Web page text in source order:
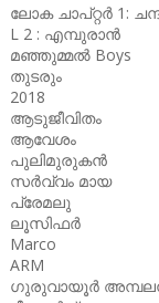
ലോക ചാപ്റ്റർ 1:
L 2 : എമ്പുരാൻ
മഞ്ഞുമ്മൽ Boys
തുടരും :
2018 :
ആടുജീവിതം :
ആവേശം :
പുലിമുരുകൻ :
സർവ്വം മായ
പ്രേമലു :
ലൂസിഫർ :
Marco :
ARM :
ഗുരുവായൂർ